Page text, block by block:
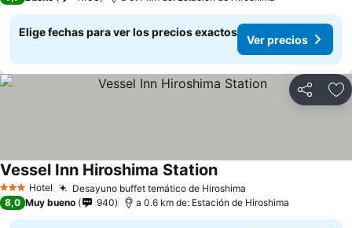
Elige fechas para ver los precios exactos
Ver precios
Compartir
3 Estrellas
Hotel Desayuno buffet temático de Hiroshima
Vessel Inn Hiroshima StationVer precios
8,0 Muy bueno 940 a 0.6 km de: Estación de Hiroshima